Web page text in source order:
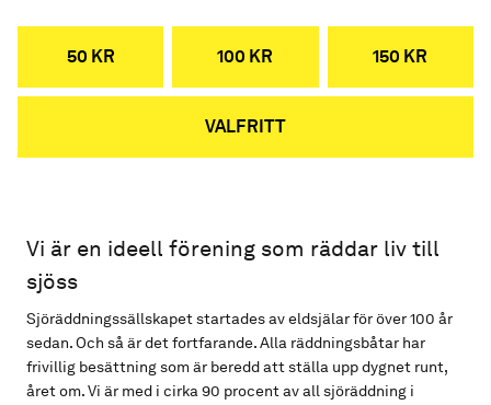
50 KR 100 KR 150 KR
VALFRITT
Vi är en ideell förening som räddar liv till
sjöss
Sjöräddningssällskapet startades av eldsjälar för över 100 år
sedan. Och så är det fortfarande. Alla räddningsbåtar har
frivillig besättning som är beredd att ställa upp dygnet runt,
året om. Vi är med i cirka 90 procent av all sjöräddning i